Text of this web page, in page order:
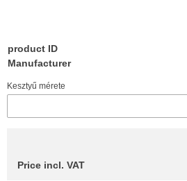
product ID
Manufacturer
Kesztyű mérete
Price incl. VAT